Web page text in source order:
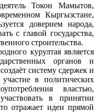
Токон Мамытов,
Кыргызстане,
доверием народа,
с главой государства,
строительства.
курултая является
органов и
систему сдержек и
в политических
властью,
в принятии
отражает идеи прямой